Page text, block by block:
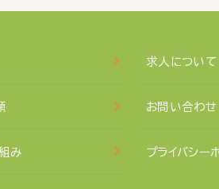
み
求人について
お問い合わせ
プライバシー